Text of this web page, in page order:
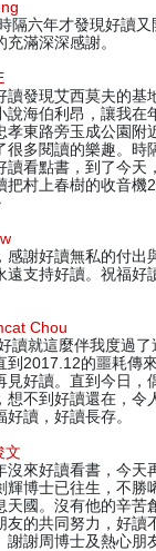
隔六年才發現好讀又
滿深深感謝。
讀發現艾西莫夫的基
說海伯利昂，讓我在
孝東路旁玉成公園附
很多閱讀的樂趣。時
讀看點書，到了今天，
把村上春樹的收音機
感謝好讀無私的付出
遠支持好讀。祝福好
Chou
讀就這麼伴我度過了
到2017.12的噩耗傳來
見好讀。直到今日，
想不到好讀還在，令
讀，好讀長存。
文
沒來好讀看書，今天
輝博士已往生，不勝
天國。沒有他的辛苦
友的共同努力，好讀
謝謝周博士及熱心朋